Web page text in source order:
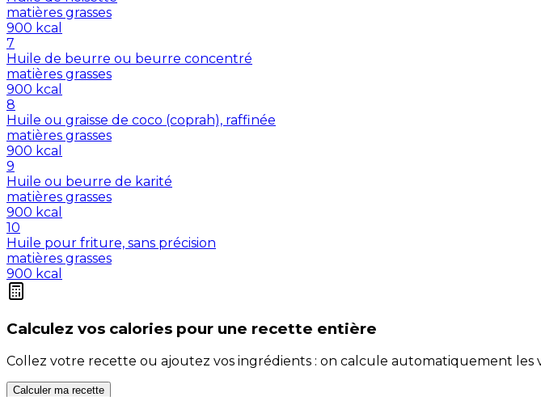
matières grasses
900 kcal
7
Huile de beurre ou beurre concentré
matières grasses
900 kcal
8
Huile ou graisse de coco (coprah), raffinée
matières grasses
900 kcal
9
Huile ou beurre de karité
matières grasses
900 kcal
10
Huile pour friture, sans précision
matières grasses
900 kcal
Calculez vos calories pour une recette entière
Collez votre recette ou ajoutez vos ingrédients : on calcule automatiquement les
Calculer ma recette